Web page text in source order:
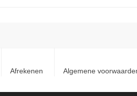
Afrekenen Algemene